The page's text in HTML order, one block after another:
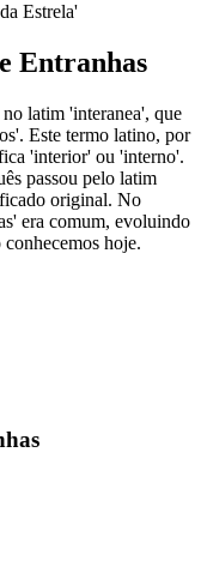
Estrela'
Entranhas
latim 'interanea', que
Este termo latino, por
'interior' ou 'interno'.
passou pelo latim
original. No
era comum, evoluindo
hoje.